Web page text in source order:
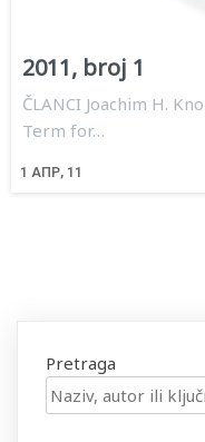
2011, broj 1
1 АПР, 11
ČLANCI Joachim H.
Term for…
Pretraga